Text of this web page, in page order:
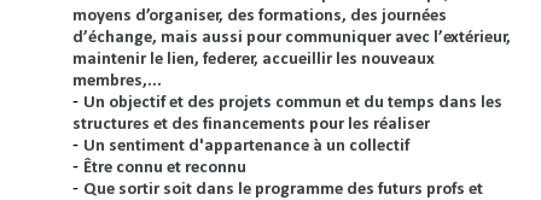
moyens d’organiser, des formations, des journées
d’échange, mais aussi pour communiquer avec l’extérieur,
maintenir le lien, federer, accueillir les nouveaux
membres,...
Un objectif et des projets commun et du temps dans les
structures et des financements pour les réaliser
Un sentiment d'appartenance à un collectif
Être connu et reconnu
Que sortir soit dans le programme des futurs profs et